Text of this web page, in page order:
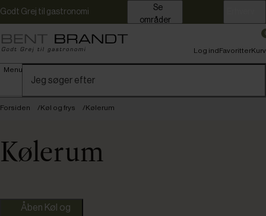
Godt Grej til gastronomi
områder
Menu
Log indFavoritterKurv
Forsiden Køl og frys Kølerum
Kølerum